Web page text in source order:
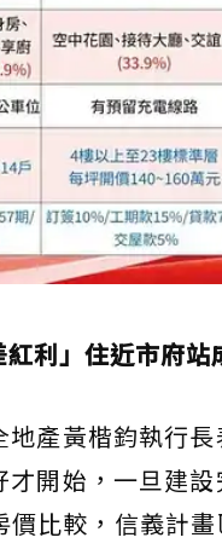
紅利」住近市府
地產黃楷鈞執行
開始，一旦建
比較，信義計